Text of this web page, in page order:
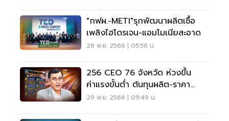
"กฟผ.-METI"รุกพัฒนาผลิตเชื้อ
เพลิงไฮโดรเจน-แอมโมเนียสะอาด
28 พ.ย. 2566 | 05:56 น.
256 CEO 76 จังหวัด ห่วงขึ้น
ค่าแรงขั้นต่ำ ต้นทุนผลิต-ราคา
สินค้าพุ่ง
29 พ.ย. 2566 | 09:49 น.